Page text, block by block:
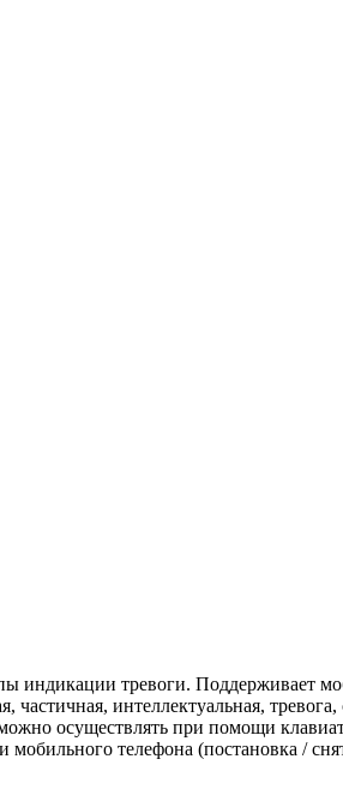
индикации тревоги. Поддерживает
интеллектуальная,
осуществлять при помощи
телефона (постановка /